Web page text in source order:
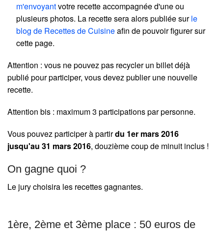
m'envoyantvotre recette accompagnée d'une ou
plusieurs photos. La recette sera alors publiée surle
blog de Recettes de Cuisineafin de pouvoir figurer sur
cette page.
Attention : vous ne pouvez pas recycler un billet déjà
publié pour participer, vous devez publier une nouvelle
recette.
Attention bis : maximum 3 participations par personne.
Vous pouvez participer à partirdu 1er mars 2016
jusqu'au 31 mars 2016, douzième coup de minuit inclus !
On gagne quoi ?
Le jury choisira les recettes gagnantes.
1ère, 2ème et 3ème place : 50 euros de